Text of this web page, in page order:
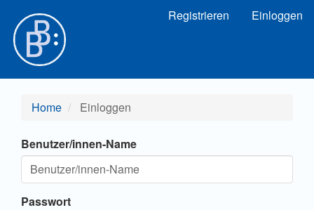
Hauptinhalt
Sidebar
Registrieren Einloggen
Home Einloggen
Benutzer/innen-Name
Passwort